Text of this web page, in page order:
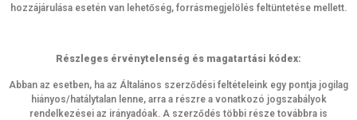
hozzájárulása esetén van lehetőség, forrásmegjelölés feltüntetése mellett.
Részleges érvénytelenség és magatartási kódex:
Abban az esetben, ha az Általános szerződési feltételeink egy pontja jogilag
hiányos/hatálytalan lenne, arra a részre a vonatkozó jogszabályok
rendelkezései az irányadóak. A szerződés többi része továbbra is